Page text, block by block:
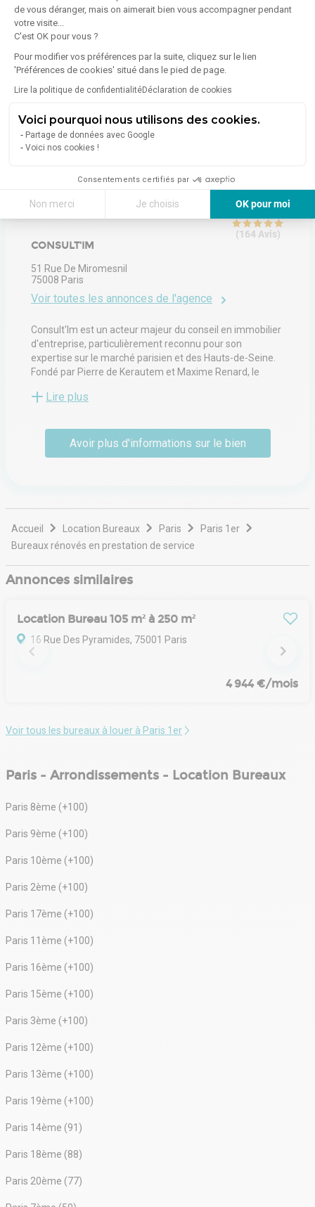
de vous déranger, mais on aimerait bien vous accompagner pendant
votre visite...
C'est OK pour vous ?
Pour modifier vos préférences par la suite, cliquez sur le lien
'Préférences de cookies' situé dans le pied de page.
Lire la politique de confidentialitéDéclaration de cookies
Voici pourquoi nous utilisons des cookies.
Partage de données avec Google
Voici nos cookies !
Consentements certifiés par
Non merci Je choisis
OK pour moi
Plateforme de Gestion du Consentement : Personnalisez vos Options
Notre plateforme vous permet d'adapter et de gérer vos paramètres
Indice d'émission de gaz à effet de serre (GES)
Émissions :Non communiqué
En savoir plus sur le bien
CONSULT'IM
4.8
(164 Avis)
51 Rue De Miromesnil
75008 Paris
Voir toutes les annonces de l'agence
Consult'Im est un acteur majeur du conseil en immobilier
d'entreprise, particulièrement reconnu pour son
expertise sur le marché parisien et des Hauts-de-Seine.
Fondé par Pierre de Kerautem et Maxime Renard, le
visant à simplifier la recherche de locaux pour les
surfaces de bureaux et de commerces de moins de cinq
cents mètres carrés, répondant ainsi aux besoins
spécifiques des start-ups en croissance, des PME et des
Lire plus
Avoir plus d'informations sur le bien
Accueil Location Bureaux Paris
Paris 1er
Bureaux rénovés en prestation de service
Annonces similaires
Location Bureau 105 m² à 250 m²
16 Rue Des Pyramides, 75001 Paris
4 944 €/mois
Voir tous les bureaux à louer à Paris 1er
Paris - Arrondissements - Location Bureaux
Paris 8ème (+100)
Paris 9ème (+100)
Paris 10ème (+100)
Paris 2ème (+100)
Paris 17ème (+100)
Paris 11ème (+100)
Paris 16ème (+100)
Paris 15ème (+100)
Paris 3ème (+100)
Paris 12ème (+100)
Paris 13ème (+100)
Paris 19ème (+100)
Paris 14ème (91)
Paris 18ème (88)
Paris 20ème (77)